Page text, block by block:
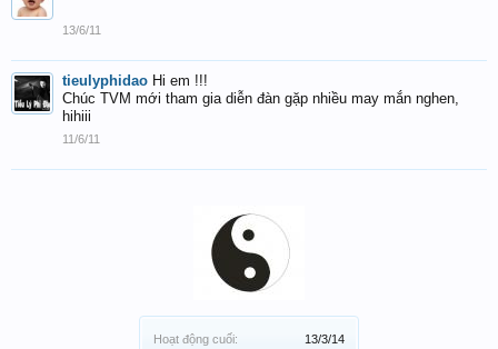
Hoạt động cuối:
13/3/14
13/6/11
tieulyphidao Hi em !!!
Chúc TVM mới tham gia diễn đàn gặp nhiều may mắn nghen,
hihiii
11/6/11